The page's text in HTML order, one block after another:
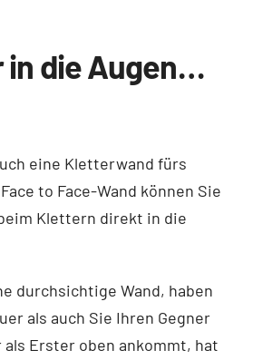
in die Augen…
eine Kletterwand fürs
to Face-Wand können Sie
Klettern direkt in die
durchsichtige Wand, haben
als auch Sie Ihren Gegner
Erster oben ankommt, hat